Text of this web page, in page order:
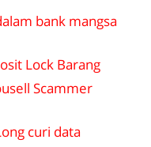
bank mangsa
Lock Barang
Scammer
curi data